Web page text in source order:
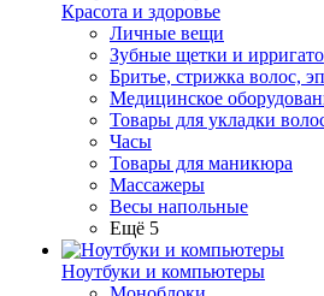
Красота и здоровье
Личные вещи
Зубные щетки и
Бритье, стрижка волос,
Медицинское
Товары для укладки
Часы
Товары для маникюра
Массажеры
Весы напольные
Ещё 5
Ноутбуки и компьютеры